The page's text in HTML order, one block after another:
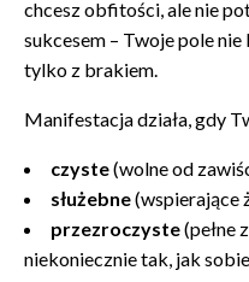
chcesz obfitości, ale nie
sukcesem – Twoje pole
tylko z brakiem.
Manifestacja działa, gdy
czyste(wolne od
służebne(wspierające
przezroczyste(pełne
niekoniecznie tak, jak